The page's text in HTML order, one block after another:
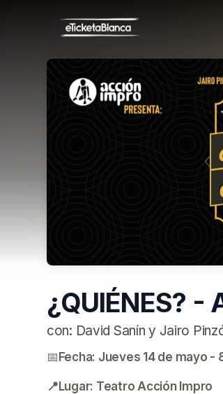
¿QUIÉNES? -
con: David Sanín y Jairo
📅Fecha: Jueves 14 de mayo -
📍Lugar: Teatro Acción Impro